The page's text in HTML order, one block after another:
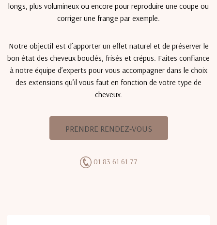
longs, plus volumineux ou encore pour reproduire une coupe ou
corriger une frange par exemple.
Notre objectif est d’apporter un effet naturel et de préserver le
bon état des cheveux bouclés, frisés et crépus. Faites confiance
à notre équipe d’experts pour vous accompagner dans le choix
des extensions qu’il vous faut en fonction de votre type de
cheveux.
PRENDRE RENDEZ-VOUS
01 83 61 61 77